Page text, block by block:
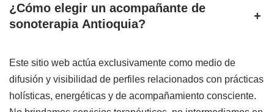
¿Cómo elegir un acompañante de
sonoterapia Antioquia?
+
Este sitio web actúa exclusivamente como medio de
difusión y visibilidad de perfiles relacionados con prácticas
holísticas, energéticas y de acompañamiento consciente.